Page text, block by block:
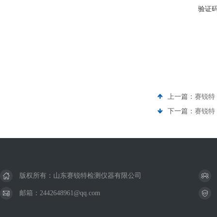
验证
上一篇： 赛锐特
下一篇： 赛锐特
版权所有：山东赛锐特检测仪器有限公司
邮箱：2442648961@qq.com